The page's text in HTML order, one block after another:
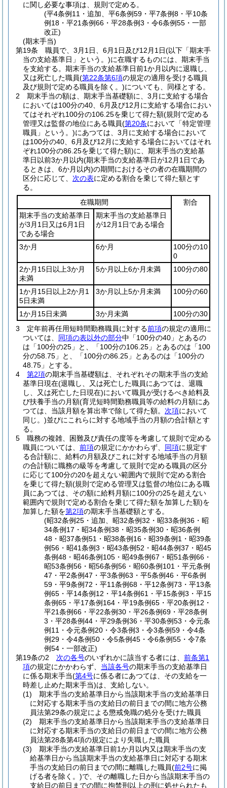
に関し必要な事項は、規則で定める。
(平4条例11・追加、平6条例59・平7条例8・平10条
例18・平21条例66・平28条例3・令6条例55・一部
改正)
(期末手当)
第19条
職員で、3月1日、6月1日及び12月1日(以下「期末手
当の支給基準日」という。)に在職するものには、期末手当
を支給する。 期末手当の支給基準日前1か月以内に退職し、
又は死亡した職員(第22条第6項の規定の適用を受ける職員
及び規則で定める職員を除く。)についても、同様とする。
2
期末手当の額は、期末手当基礎額に、3月に支給する場合
においては100分の40、6月及び12月に支給する場合におい
てはそれぞれ100分の106.25を乗じて得た額(規則で定める
管理又は監督の地位にある職員(第20条において「特定管理
職員」という。)にあつては、3月に支給する場合において
は100分の40、6月及び12月に支給する場合においてはそれ
ぞれ100分の86.25を乗じて得た額)に、期末手当の支給基
準日以前3か月以内(期末手当の支給基準日が12月1日であ
るときは、6か月以内)の期間におけるその者の在職期間の
区分に応じて、 次の表に定める割合を乗じて得た額とす
る。
在職期間
割合
期末手当の支給基準日
が3月1日又は6月1日
である場合
期末手当の支給基準日
が12月1日である場合
3か月 6か月
100分の10
0
2か月15日以上3か月
未満
5か月以上6か月未満 100分の80
1か月15日以上2か月1
5日未満
3か月以上5か月未満 100分の60
1か月15日未満 3か月未満
100分の30
3
定年前再任用短時間勤務職員に対する前項の規定の適用に
ついては、 同項の表以外の部分中「100分の40」とあるの
は「100分の25」と、「100分の106.25」とあるのは「100
分の58.75」と、「100分の86.25」とあるのは「100分の
48.75」とする。
4
第2項の期末手当基礎額は、それぞれその期末手当の支給
基準日現在(退職し、又は死亡した職員にあつては、退職
し、又は死亡した日現在)において職員が受けるべき給料及
び扶養手当の月額(育児短時間勤務職員等の給料の月額にあ
つては、当該月額を算出率で除して得た額。 次項において
同じ。)並びにこれらに対する地域手当の月額の合計額とす
る。
5
職務の複雑、困難及び責任の度等を考慮して規則で定める
職員については、 前項の規定にかかわらず、 同項に規定す
る合計額に、給料の月額及びこれに対する地域手当の月額
の合計額に職務の級等を考慮して規則で定める職員の区分
に応じて100分の20を超えない範囲内で規則で定める割合
を乗じて得た額(規則で定める管理又は監督の地位にある職
員にあつては、その額に給料月額に100分の25を超えない
範囲内で規則で定める割合を乗じて得た額を加算した額)を
加算した額を第2項の期末手当基礎額とする。
(昭32条例25・追加、昭32条例32・昭33条例36・昭
34条例17・昭34条例38・昭35条例30・昭36条例
48・昭37条例51・昭38条例16・昭39条例1・昭39条
例56・昭41条例3・昭43条例52・昭44条例37・昭45
条例48・昭46条例105・昭49条例67・昭51条例66・
昭53条例56・昭56条例56・昭60条例101・平元条例
47・平2条例47・平3条例63・平5条例46・平6条例
59・平9条例72・平11条例68・平12条例73・平13条
例65・平14条例12・平14条例61・平15条例3・平15
条例65・平17条例164・平19条例65・平20条例12・
平21条例66・平22条例30・平26条例69・平28条例
3・平28条例44・平29条例36・平30条例53・令元条
例11・令元条例20・令3条例3・令3条例59・令4条
例29・令4条例50・令5条例45・令6条例55・令7条
例54・一部改正)
第19条の2
次の各号のいずれかに該当する者には、 前条第1
項の規定にかかわらず、 当該各号の期末手当の支給基準日
に係る期末手当(第4号に係る者にあつては、その支給を一
時差し止めた期末手当)は、支給しない。
(1)
期末手当の支給基準日から当該期末手当の支給基準日
に対応する期末手当の支給日の前日までの間に地方公務
員法第29条の規定による懲戒免職の処分を受けた職員
(2)
期末手当の支給基準日から当該期末手当の支給基準日
に対応する期末手当の支給日の前日までの間に地方公務
員法第28条第4項の規定により失職した職員
(3)
期末手当の支給基準日前1か月以内又は期末手当の支
給基準日から当該期末手当の支給基準日に対応する期末
手当の支給日の前日までの間に離職した職員(前2号に掲
げる者を除く。)で、その離職した日から当該期末手当の
支給日の前日までの間に拘禁刑以上の刑に処せられたも